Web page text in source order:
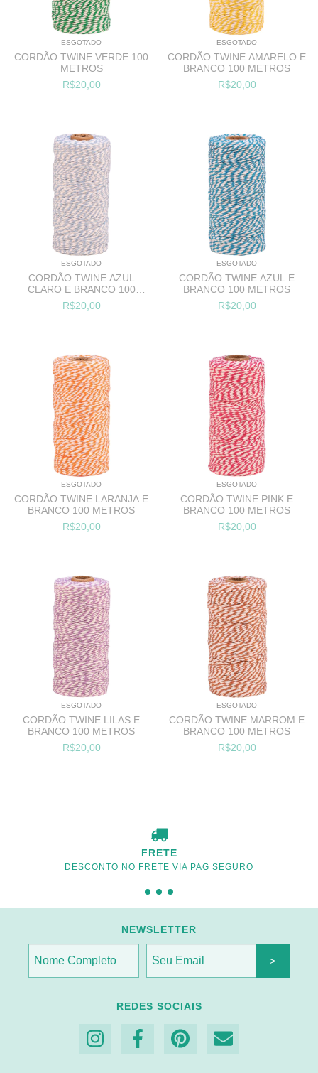
ESGOTADO
CORDÃO TWINE VERDE 100
METROS
R$20,00
ESGOTADO
CORDÃO TWINE AMARELO E
BRANCO 100 METROS
R$20,00
ESGOTADO
CORDÃO TWINE AZUL
CLARO E BRANCO 100
METROS
R$20,00
ESGOTADO
CORDÃO TWINE AZUL E
BRANCO 100 METROS
R$20,00
ESGOTADO
CORDÃO TWINE LARANJA E
BRANCO 100 METROS
R$20,00
ESGOTADO
CORDÃO TWINE PINK E
BRANCO 100 METROS
R$20,00
ESGOTADO
CORDÃO TWINE LILAS E
BRANCO 100 METROS
R$20,00
ESGOTADO
CORDÃO TWINE MARROM E
BRANCO 100 METROS
R$20,00
FRETE
DESCONTO NO FRETE VIA PAG SEGURO
NEWSLETTER
REDES SOCIAIS